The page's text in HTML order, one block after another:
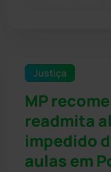
Justiça
MP
readmita
impedido
aulas em